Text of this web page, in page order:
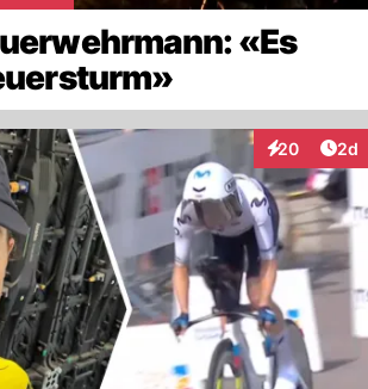
«Es
20
Interaktionen
2d